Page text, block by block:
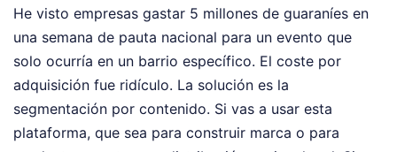
He visto empresas gastar 5 millones de guaraníes en
una semana de pauta nacional para un evento que
solo ocurría en un barrio específico. El coste por
adquisición fue ridículo. La solución es la
segmentación por contenido. Si vas a usar esta
plataforma, que sea para construir marca o para